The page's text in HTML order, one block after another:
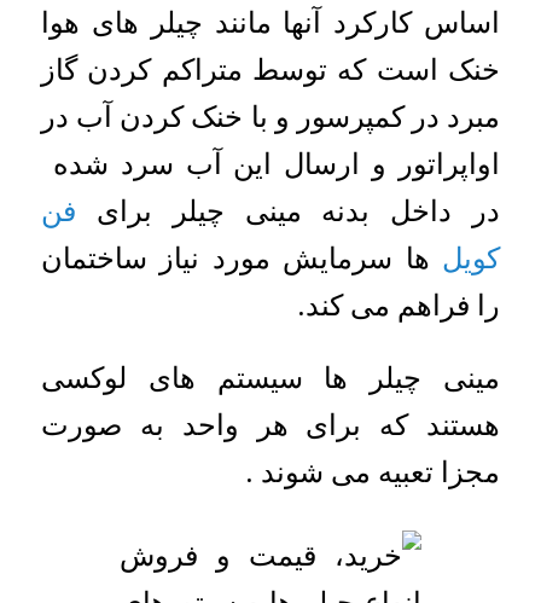
اساس کارکرد آنها مانند چیلر های هوا
خنک است که توسط متراکم کردن گاز
مبرد در کمپرسور و با خنک کردن آب در
اواپراتور و ارسال این آب سرد شده
در داخل بدنه مینی چیلر برای فن
کویل ها سرمایش مورد نیاز ساختمان
را فراهم می کند.
مینی چیلر ها سیستم های لوکسی
هستند که برای هر واحد به صورت
مجزا تعبیه می شوند .